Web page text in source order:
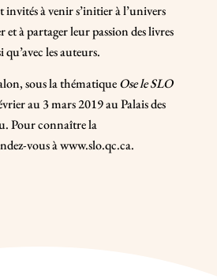
invités à venir s’initier à l’univers
et à partager leur passion des livres
les auteurs.
sous la thématiqueOse le SLO
au 3 mars 2019 au Palais des
Pour connaître la
vous àwww.slo.qc.ca.